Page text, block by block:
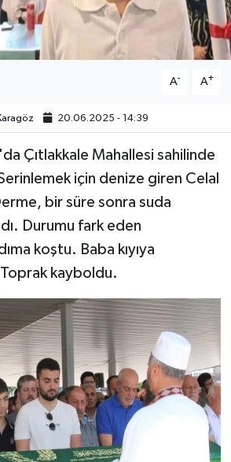
A- A+
20.06.2025 - 14:39
Çıtlakkale Mahallesi sahilinde
için denize giren Celal
bir süre sonra suda
Durumu fark eden
koştu. Baba kıyıya
Toprak kayboldu.